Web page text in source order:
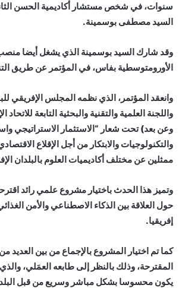
سنوات، ‏في شخص مستشار أكاديمية الحسن
السيد مصطفى بوسمينة.‏
وقد شارك السيد بوسمينة الذي يشغل أيضا
الأورومتوسطية بفاس، في المؤتمر ‏عن طريق
وانعقد المؤتمر، الذي نظمه المجلس الإفريقي
واللجنة العلمية ‏والتقنية والبحثية التابعة
وعن بعد) تحت شعار “الاستثمار الاستراتيجي
والتكنولوجيات والابتكار من أجل الإقلاع
ممثلين عن مختلف أكاديميات العلوم بالبلدان
وتميز هذا الحدث باختيار مشروع علمي رائد
حول العلاقة بين الذكاء الاصطناعي ‏والأمن
إفريقيا.‏
كما تم اختيار المشروع بالإجماع من بين العديد
المقترحة، وذلك بالنظر إلى طابعه العمَلي،
يكون محسوسا بشكل مباشر وسريع من قبل